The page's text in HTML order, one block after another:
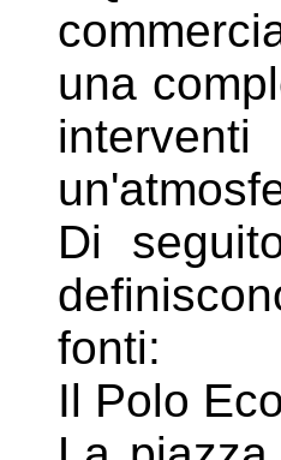
una
Di
fonti:
Il Polo